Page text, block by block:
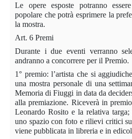
Le opere esposte potranno
popolare che potrà esprimere la
la mostra.
Art. 6 Premi
Durante i due eventi verranno
andranno a concorrere per il Premio.
1° premio: l’artista che si
una mostra personale di una
Memoria di Fiuggi in data da
alla premiazione. Riceverà in
Leonardo Rosito e la relativa
uno spazio con foto e rilievi critici
viene pubblicata in libreria e in